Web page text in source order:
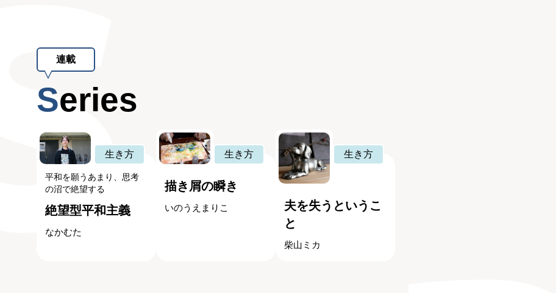
連載
Series
生き方
平和を願うあまり、思考
の沼で絶望する
絶望型平和主義
なかむた
生き方
描き屑の瞬き
いのうえまりこ
生き方
夫を失うというこ
と
柴山ミカ